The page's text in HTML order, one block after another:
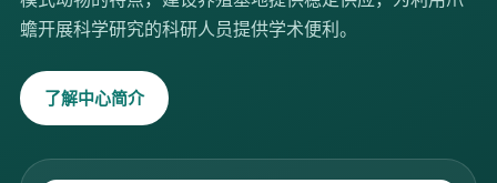
蟾开展科学研究的科研人员提供学术便利。
了解中心简介